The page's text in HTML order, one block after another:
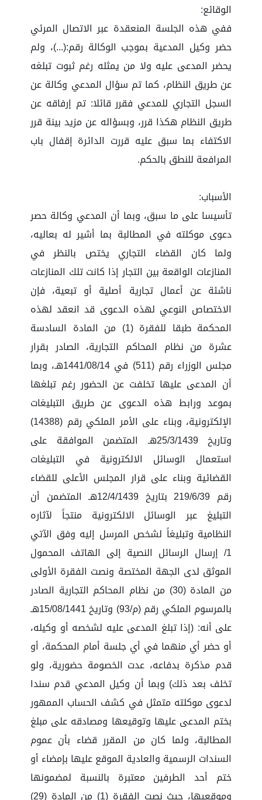
الوقائع:
ففي هذه الجلسة المنعقدة عبر الاتصال المرئي
حضر وكيل المدعية بموجب الوكالة رقم:(...)، ولم
يحضر المدعى عليه ولا من يمثله رغم ثبوت تبلغه
عن طريق النظام، كما تم سؤال المدعي وكالة عن
السجل التجاري للمدعي فقرر قائلا: تم إرفاقه عن
طريق النظام هكذا قرر، وبسؤاله عن مزيد بينة قرر
الاكتفاء بما سبق عليه قررت الدائرة إقفال باب
المرافعة للنطق بالحكم.
الأسباب:
تأسيسا على ما سبق، وبما أن المدعي وكالة حصر
دعوى موكلته في المطالبة بما أشير له بعاليه،
ولما كان القضاء التجاري يختص بالنظر في
المنازعات الواقعة بين التجار إذا كانت تلك المنازعات
ناشئة عن أعمال تجارية أصلية أو تبعية، فإن
الاختصاص النوعي لهذه الدعوى قد انعقد لهذه
المحكمة طبقا للفقرة (1) من المادة السادسة
عشرة من نظام المحاكم التجارية، الصادر بقرار
مجلس الوزراء رقم (511) في 1441/08/14هـ، وبما
أن المدعى عليها تخلفت عن الحضور رغم تبلغها
بموعد ورابط هذه الدعوى عن طريق التبليغات
الإلكترونية، وبناء على الأمر الملكي رقم (14388)
وتاريخ 25/3/1439هـ المتضمن الموافقة على
استعمال الوسائل الالكترونية في التبليغات
القضائية وبناء على قرار المجلس الأعلى للقضاء
رقم 219/6/39 بتاريخ 12/4/1439هـ المتضمن أن
التبليغ عبر الوسائل الالكترونية منتجاً لآثاره
النظامية وتبليغاً لشخص المرسل إليه وفق الآتي
1/ إرسال الرسائل النصية إلى الهاتف المحمول
الموثق لدى الجهة المختصة ونصت الفقرة الأولى
من المادة (30) من نظام المحاكم التجارية الصادر
بالمرسوم الملكي رقم (م/93) وتاريخ 15/08/1441هـ
على أنه: (إذا تبلغ المدعى عليه لشخصه أو وكيله،
أو حضر أي منهما في أي جلسة أمام المحكمة، أو
قدم مذكرة بدفاعه، عدت الخصومة حضورية، ولو
تخلف بعد ذلك) وبما أن وكيل المدعي قدم سندا
لدعوى موكلته متمثل في كشف الحساب الممهور
بختم المدعى عليها وتوقيعها ومصادقه على مبلغ
المطالبة، ولما كان من المقرر قضاء بأن عموم
السندات الرسمية والعادية الموقع عليها بإمضاء أو
ختم أحد الطرفين معتبرة بالنسبة لمضمونها
وموقعيها، حيث نصت الفقرة (1) من المادة (29)